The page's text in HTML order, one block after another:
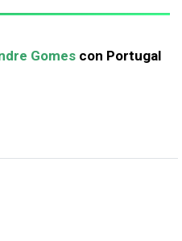
Gomes con Portugal